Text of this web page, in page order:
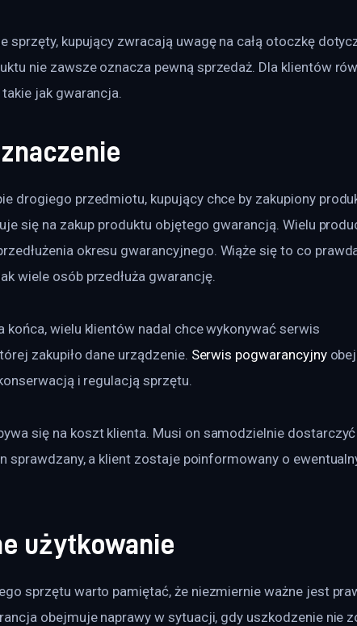
sprzęty, kupujący zwracają uwagę na całą otoczkę
nie zawsze oznacza pewną sprzedaż. Dla klientów
jak gwarancja.
drogiego przedmiotu, kupujący chce by zakupiony
się na zakup produktu objętego gwarancją. Wielu
okresu gwarancyjnego. Wiąże się to co
wiele osób przedłuża gwarancję.
końca, wielu klientów nadal chce wykonywać serwis
zakupiło dane urządzenie. Serwis pogwarancyjny
i regulacją sprzętu.
się na koszt klienta. Musi on samodzielnie
sprawdzany, a klient zostaje poinformowany o
użytkowanie
sprzętu warto pamiętać, że niezmiernie ważne jest
obejmuje naprawy w sytuacji, gdy uszkodzenie nie